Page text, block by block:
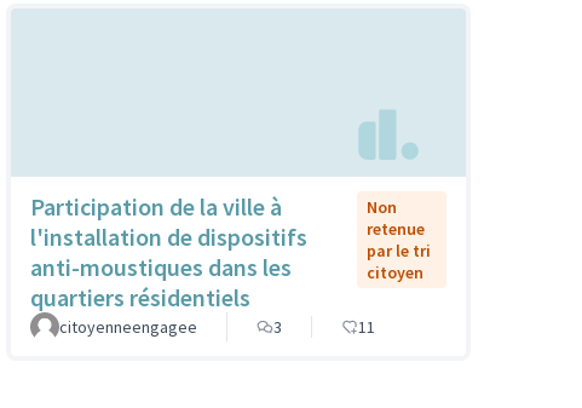
Participation de la ville à
l'installation de dispositifs
anti-moustiques dans les
quartiers résidentiels
Non
retenue
par le tri
citoyen
citoyenneengagee 3 11